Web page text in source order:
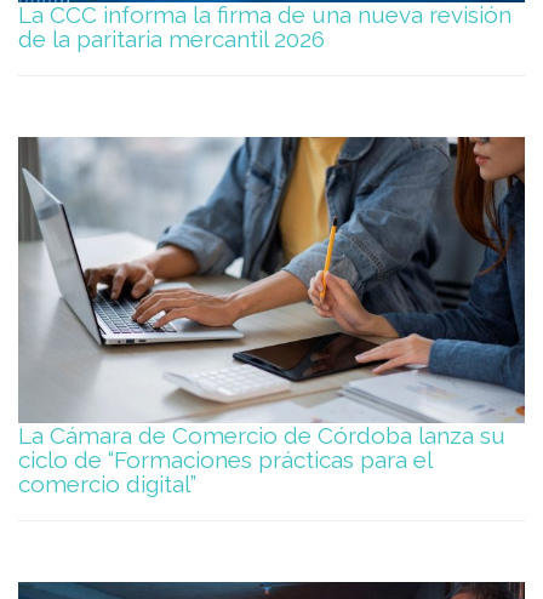
La CCC informa la firma de una nueva revisión
de la paritaria mercantil 2026
La Cámara de Comercio de Córdoba lanza su
ciclo de “Formaciones prácticas para el
comercio digital”